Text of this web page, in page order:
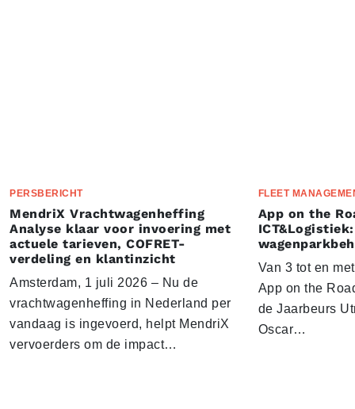
PERSBERICHT
MendriX Vrachtwagenheffing
Analyse klaar voor invoering met
actuele tarieven, COFRET-
verdeling en klantinzicht
Amsterdam, 1 juli 2026 – Nu de
vrachtwagenheffing in Nederland per
vandaag is ingevoerd, helpt MendriX
vervoerders om de impact…
FLEET
App on the
Van 3 tot en
App on the
de Jaarbeurs
Oscar…